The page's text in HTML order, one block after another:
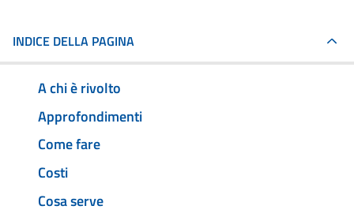
INDICE DELLA PAGINA
A chi è rivolto
Approfondimenti
Come fare
Costi
Cosa serve